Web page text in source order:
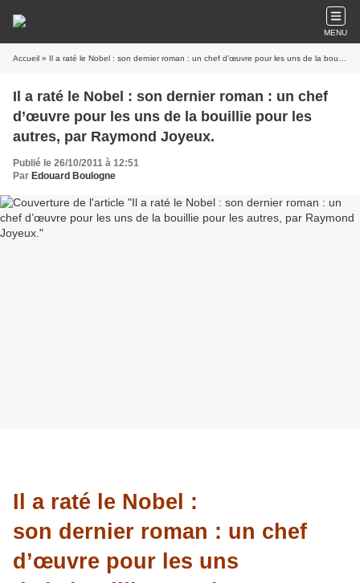
MENU
Accueil » Il a raté le Nobel : son dernier roman : un chef d’œuvre pour les uns de la bouillie pour les autres, par Raymond Joyeux.
Il a raté le Nobel : son dernier roman : un chef
d’œuvre pour les uns de la bouillie pour les
autres, par Raymond Joyeux.
Publié le 26/10/2011 à 12:51
Par Edouard Boulogne
Il a raté le Nobel :
son dernier roman : un chef
d’œuvre pour les uns